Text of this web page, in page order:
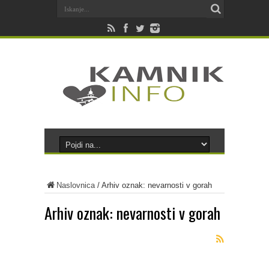
Naslovnica/ Arhiv oznak: nevarnosti v gorah
Arhiv oznak: nevarnosti v gorah